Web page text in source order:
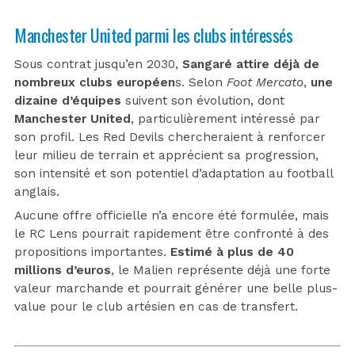
Manchester United parmi les clubs intéressés
Sous contrat jusqu’en 2030, Sangaré attire déjà de
nombreux clubs européens. Selon Foot Mercato, une
dizaine d’équipes suivent son évolution, dont
Manchester United, particulièrement intéressé par
son profil. Les Red Devils chercheraient à renforcer
leur milieu de terrain et apprécient sa progression,
son intensité et son potentiel d’adaptation au football
anglais.
Aucune offre officielle n’a encore été formulée, mais
le RC Lens pourrait rapidement être confronté à des
propositions importantes. Estimé à plus de 40
millions d’euros, le Malien représente déjà une forte
valeur marchande et pourrait générer une belle plus-
value pour le club artésien en cas de transfert.